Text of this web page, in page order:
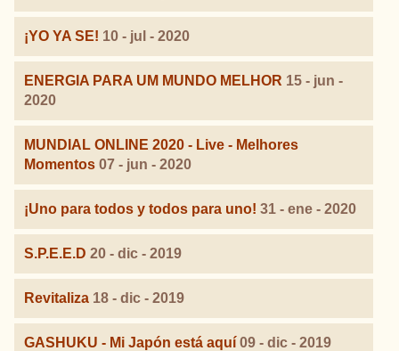
¡YO YA SE! 10 - jul - 2020
ENERGIA PARA UM MUNDO MELHOR 15 - jun -
2020
MUNDIAL ONLINE 2020 - Live - Melhores
Momentos 07 - jun - 2020
¡Uno para todos y todos para uno! 31 - ene - 2020
S.P.E.E.D 20 - dic - 2019
Revitaliza 18 - dic - 2019
GASHUKU - Mi Japón está aquí 09 - dic - 2019